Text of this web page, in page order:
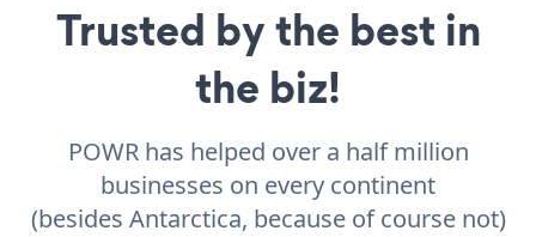
Trusted by the best in
the biz!
POWR has helped over a half million
businesses on every continent
(besides Antarctica, because of course not)